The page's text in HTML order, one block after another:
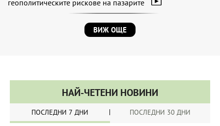
геополитическите рискове на пазарите
ВИЖ ОЩЕ
НАЙ-ЧЕТЕНИ НОВИНИ
ПОСЛЕДНИ 7 ДНИ ПОСЛЕДНИ 30 ДНИ